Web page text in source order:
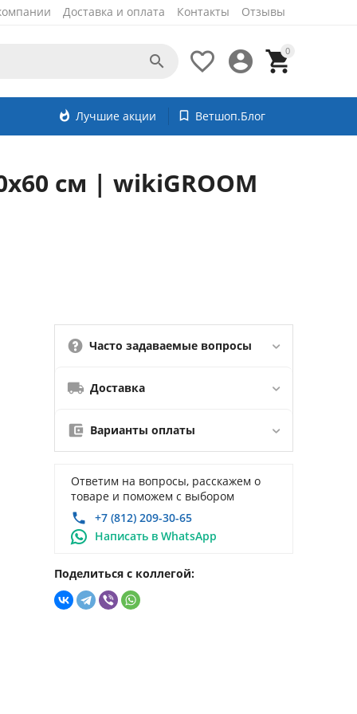
Доставка и оплата Контакты Отзывы
0




whatshot Лучшие акции bookmark_border Ветшоп.Блог
см | wikiGROOM
Часто задаваемые вопросы
Доставка
Варианты оплаты
Ответим на вопросы, расскажем о
товаре и поможем с выбором
+7 (812) 209-30-65
Написать в WhatsApp
Поделиться с коллегой: